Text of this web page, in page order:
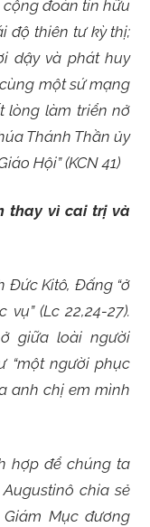
cộng đoàn tín hữu
độ thiên tư kỳ thị;
dậy và phát huy
một sứ mạng
lòng làm triển nở
Thánh Thần ủy
Hội” (KCN 41)
thay vì cai trị và
Đức Kitô, Đấng “ở
(Lc 22,24-27).
giữa loài người
“một người phục
anh chị em mình
hợp để chúng ta
chia sẻ
Mục đương